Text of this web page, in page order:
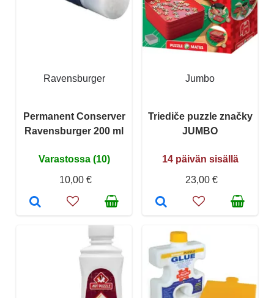
Ravensburger
Permanent Conserver
Ravensburger 200 ml
Varastossa (10)
10,00 €
Jumbo
Triediče puzzle značky
JUMBO
14 päivän sisällä
23,00 €